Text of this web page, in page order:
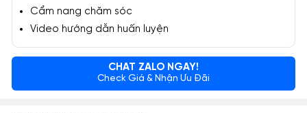
Cẩm nang chăm sóc
Video hướng dẫn huấn luyện
CHAT ZALO NGAY!
Check Giá & Nhận Ưu Đãi